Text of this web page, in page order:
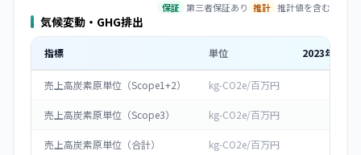
保証 第三者保証あり 推計 推計値を含む
気候変動・GHG排出
指標 単位 2023年度
売上高炭素原単位（Scope1+2） kg-CO2e/百万円
売上高炭素原単位（Scope3） kg-CO2e/百万円
売上高炭素原単位（合計） kg-CO2e/百万円